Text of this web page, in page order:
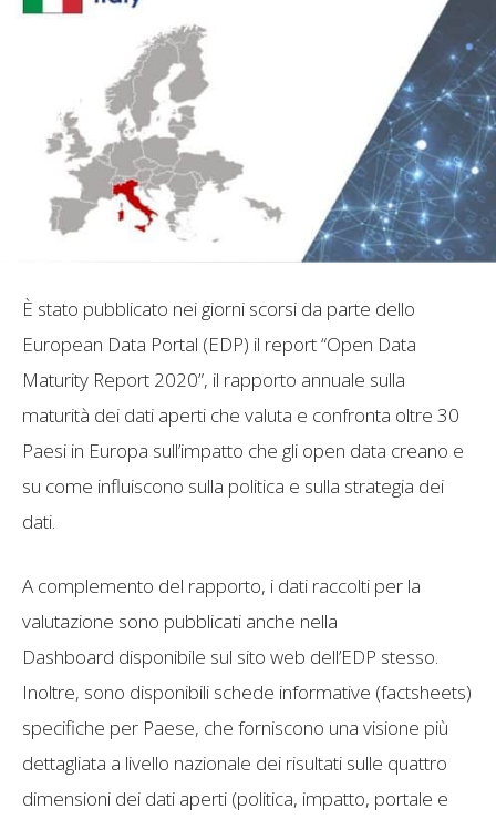
È stato pubblicato nei giorni scorsi da parte dello
European Data Portal (EDP) il report “Open Data
Maturity Report 2020”, il rapporto annuale sulla
maturità dei dati aperti che valuta e confronta oltre 30
Paesi in Europa sull’impatto che gli open data creano e
su come influiscono sulla politica e sulla strategia dei
dati.
A complemento del rapporto, i dati raccolti per la
valutazione sono pubblicati anche nella
Dashboard disponibile sul sito web dell’EDP stesso.
Inoltre, sono disponibili schede informative (factsheets)
specifiche per Paese, che forniscono una visione più
dettagliata a livello nazionale dei risultati sulle quattro
dimensioni dei dati aperti (politica, impatto, portale e